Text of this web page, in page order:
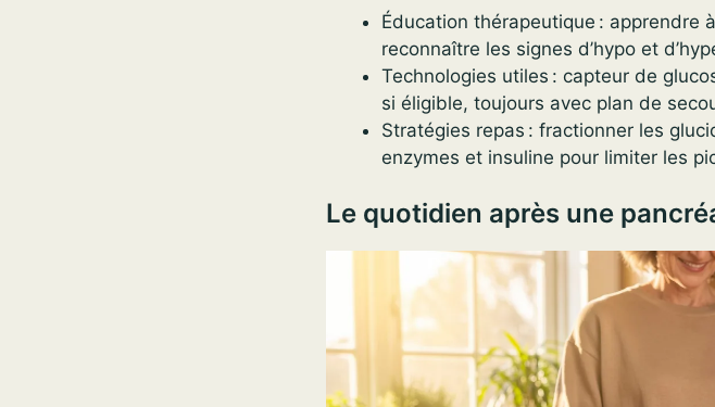
Éducation thérapeutique : apprendre
reconnaître les signes d’hypo et
Technologies utiles : capteur de
si éligible, toujours avec plan de
Stratégies repas : fractionner les
enzymes et insuline pour limiter les
Le quotidien après une